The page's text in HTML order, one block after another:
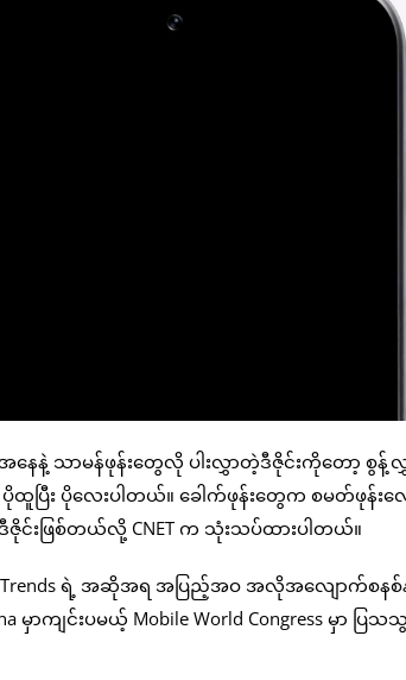
နဲ့ သာမန်ဖုန်းတွေလို ပါးလွှာတဲ့ဒီဇိုင်းကိုတော့ စွန့်
ထူပြီး ပိုလေးပါတယ်။ ခေါက်ဖုန်းတွေက စမတ်ဖုန်း
းဖြစ်တယ်လို့ CNET က သုံးသပ်ထားပါတယ်။
Trends ရဲ့ အဆိုအရ အပြည့်အဝ အလိုအလျောက်စနစ်
ျင်းပမယ့် Mobile World Congress မှာ ပြသသွ